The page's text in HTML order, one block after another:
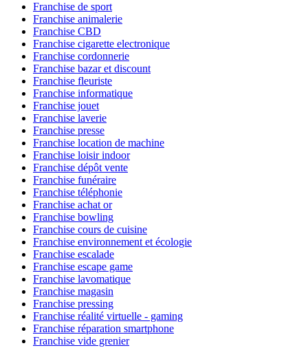
Franchise de sport
Franchise animalerie
Franchise CBD
Franchise cigarette electronique
Franchise cordonnerie
Franchise bazar et discount
Franchise fleuriste
Franchise informatique
Franchise jouet
Franchise laverie
Franchise presse
Franchise location de machine
Franchise loisir indoor
Franchise dépôt vente
Franchise funéraire
Franchise téléphonie
Franchise achat or
Franchise bowling
Franchise cours de cuisine
Franchise environnement et écologie
Franchise escalade
Franchise escape game
Franchise lavomatique
Franchise magasin
Franchise pressing
Franchise réalité virtuelle - gaming
Franchise réparation smartphone
Franchise vide grenier